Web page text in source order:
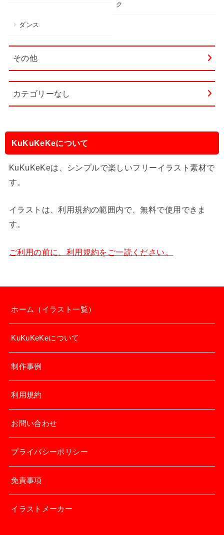
ク
ダンス
その他
カテゴリーなし
KuKuKeKeについて
KuKuKeKeは、シンプルで楽しいフリーイラスト素材で
す。
イラストは、利用規約の範囲内で、無料で使用できま
す。
ご利用の前に、利用規約をご一読ください。
ホーム（イラスト一覧）
KuKuKeKeについて
制作事例
利用規約
お問い合わせ
プライバシーポリシー
免責事項
イラストメーカー